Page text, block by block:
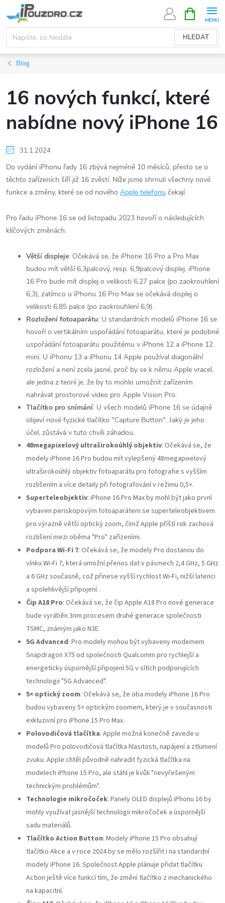
na
obsah
HLEDAT
NÁKUPNÍ
KOŠÍK
Blog
16 nových funkcí, které
nabídne nový iPhone 16
31.1.2024
Do vydání iPhonu řady 16 zbývá nejméně 10 měsíců, přesto se o
těchto zařízeních šíří již 16 zvěstí. Níže jsme shrnuli všechny nové
funkce a změny, které se od nového Apple telefonu čekají.
Pro řadu iPhone 16 se od listopadu 2023 hovoří o následujících
klíčových změnách:
Větší displeje: Očekává se, že iPhone 16 Pro a Pro Max
budou mít větší 6,3palcový, resp. 6,9palcový displej. iPhone
16 Pro bude mít displej o velikosti 6,27 palce (po zaokrouhlení
6,3), zatímco u iPhonu 16 Pro Max se očekává displej o
velikosti 6,85 palce (po zaokrouhlení 6,9).
Rozložení fotoaparátu: U standardních modelů iPhone 16 se
hovoří o vertikálním uspořádání fotoaparátu, které je podobné
uspořádání fotoaparátu použitému v iPhone 12 a iPhone 12
mini. U iPhonu 13 a iPhonu 14 Apple používal diagonální
rozložení a není zcela jasné, proč by se k němu Apple vracel,
ale jedna z teorií je, že by to mohlo umožnit zařízením
nahrávat prostorové video pro Apple Vision Pro.
Tlačítko pro snímání: U všech modelů iPhone 16 se údajně
objeví nové fyzické tlačítko "Capture Button". Jaký je jeho
účel, zůstává v tuto chvíli záhadou.
48megapixelový ultraširokoúhlý objektiv: Očekává se, že
modely iPhone 16 Pro budou mít vylepšený 48megapixelový
ultraširokoúhlý objektiv fotoaparátu pro fotografie s vyšším
rozlišením a více detaily při fotografování v režimu 0,5×.
Superteleobjektiv: iPhone 16 Pro Max by mohl být jako první
vybaven periskopovým fotoaparátem se superteleobjektivem
pro výrazně větší optický zoom, čímž Apple příští rok zachová
rozlišení mezi oběma "Pro" zařízeními.
Podpora Wi-Fi 7: Očekává se, že modely Pro dostanou do
vínku Wi-Fi 7, která umožní přenos dat v pásmech 2,4 GHz, 5 GHz
a 6 GHz současně, což přinese vyšší rychlost Wi-Fi, nižší latenci
a spolehlivější připojení. .
Čip A18 Pro: Očekává se, že čip Apple A18 Pro nové generace
bude vyráběn 3nm procesem druhé generace společnosti
TSMC, známým jako N3E.
5G Advanced: Pro modely mohou být vybaveny modemem
Snapdragon X75 od společnosti Qualcomm pro rychlejší a
energeticky úspornější připojení 5G v sítích podporujících
technologii "5G Advanced".
5× optický zoom: Očekává se, že oba modely iPhone 16 Pro
budou vybaveny 5× optickým zoomem, který je v současnosti
exkluzivní pro iPhone 15 Pro Max.
Polovodičová tlačítka: Apple možná konečně zavede u
modelů Pro polovodičová tlačítka hlasitosti, napájení a ztlumení
zvuku. Apple chtěl původně nahradit fyzická tlačítka na
modelech iPhone 15 Pro, ale stáhl je kvůli "nevyřešeným
technickým problémům".
Technologie mikročoček: Panely OLED displejů iPhonu 16 by
mohly využívat jasnější technologii mikročoček a úspornější
sadu materiálů.
Tlačítko Action Button: Modely iPhone 15 Pro obsahují
tlačítko Akce a v roce 2024 by se mělo rozšířit i na standardní
modely iPhone 16. Společnost Apple plánuje přidat tlačítku
Action ještě více funkcí tím, že změní tlačítko z mechanického
na kapacitní.